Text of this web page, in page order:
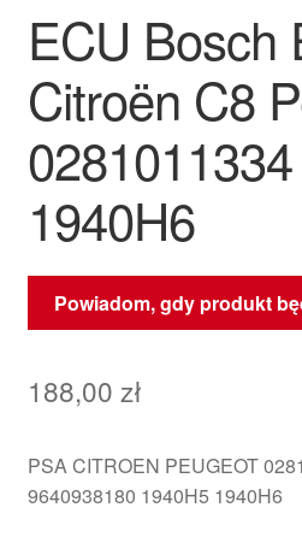
Zamówienia
Zasady i warunki
ECU Bosch
Citroën C8
1940H6
Powiadom, gdy produkt
188,00 zł
PSA CITROEN PEUGEOT
9640938180 1940H5 1940H6